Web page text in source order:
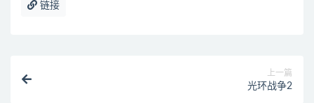
链接
上一篇
光环战争2